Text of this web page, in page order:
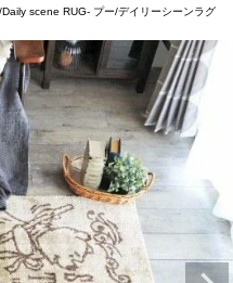
scene RUG- プー/デイリーシーンラグ